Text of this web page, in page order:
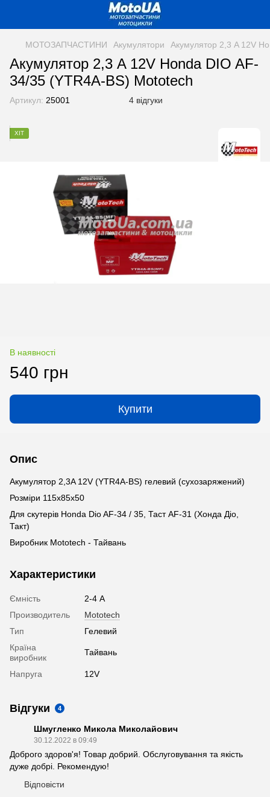
МОТОЗАПЧАСТИНИ Акумулятори Акумулятор 2,3 A 12V
Акумулятор 2,3 A 12V Honda DIO AF-
34/35 (YTR4A-BS) Mototech
Артикул: 25001 4 відгуки
ХІТ
В наявності
540 грн
Купити
Опис
Акумулятор 2,3A 12V (YTR4A-BS) гелевий (сухозаряжений)
Розміри 115х85х50
Для скутерів Honda Dio AF-34 / 35, Таст AF-31 (Хонда Діо,
Такт)
Виробник Mototech - Тайвань
Характеристики
Ємність
2-4 А
Производитель
Mototech
Тип
Гелевий
Країна
виробник
Тайвань
Напруга 12V
Відгуки 4
Шмугленко Микола Миколайович
30.12.2022 в 09:49
Доброго здоров'я! Товар добрий. Обслуговування та якість
дуже добрі. Рекомендую!
Відповісти